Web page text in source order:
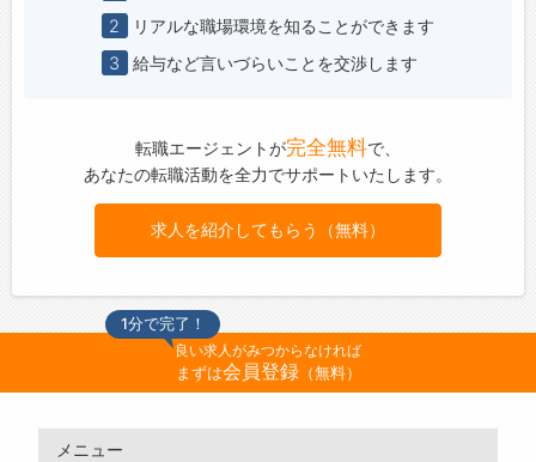
2
リアルな職場環境を知ることができます
3
給与など言いづらいことを交渉します
転職エージェントが完全無料で、
あなたの転職活動を全力でサポートいたします。
求人を紹介してもらう（無料）
1分で完了！
良い求人がみつからなければ
まずは会員登録（無料）
メニュー